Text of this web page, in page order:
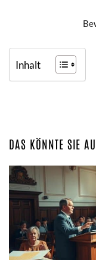
Inhalt
DAS KÖNNTE SIE